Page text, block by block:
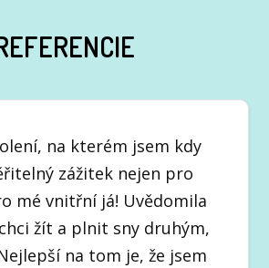
na kterém jsem kdy
zážitek nejen pro
mé vnitřní já! Uvědomila
žít a plnit sny druhým,
na tom je, že jsem